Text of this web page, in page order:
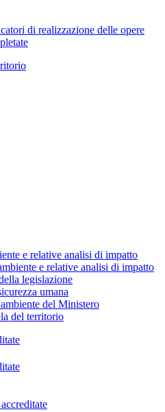
di realizzazione delle opere
e relative analisi di impatto
e relative analisi di impatto
legislazione
umana
del Ministero
del territorio